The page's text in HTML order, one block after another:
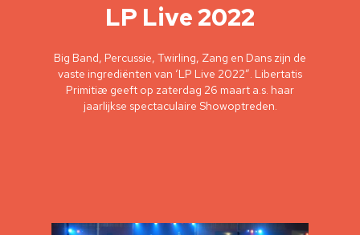
LP Live 2022
Big Band, Percussie, Twirling, Zang en Dans zijn de
vaste ingrediënten van ‘LP Live 2022″. Libertatis
Primitiæ geeft op zaterdag 26 maart a.s. haar
jaarlijkse spectaculaire Showoptreden.